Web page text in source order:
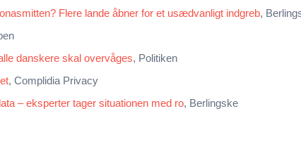
Flere lande åbner for et usædvanligt indgreb,
danskere skal overvåges, Politiken
, Complidia Privacy
– eksperter tager situationen med ro, Berlingske